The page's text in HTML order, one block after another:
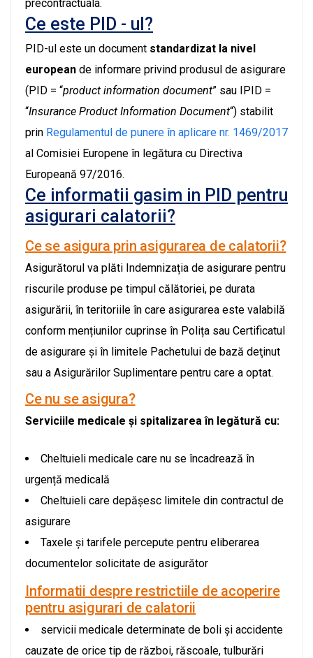
precontractuala.
Ce este PID - ul?
PID-ul este un document standardizat la nivel
european de informare privind produsul de asigurare
(PID = “product information document” sau IPID =
“Insurance Product Information Document“) stabilit
prin Regulamentul de punere în aplicare nr. 1469/2017
al Comisiei Europene în legătura cu Directiva
Europeană 97/2016.
Ce informatii gasim in PID pentru
asigurari calatorii?
Ce se asigura prin asigurarea de calatorii?
Asigurătorul va plăti Indemnizația de asigurare pentru
riscurile produse pe timpul călătoriei, pe durata
asigurării, în teritoriile în care asigurarea este valabilă
conform mențiunilor cuprinse în Polița sau Certificatul
de asigurare şi în limitele Pachetului de bază deţinut
sau a Asigurărilor Suplimentare pentru care a optat.
Ce nu se asigura?
Serviciile medicale și spitalizarea în legătură cu:
Cheltuieli medicale care nu se încadrează în
urgență medicală
Cheltuieli care depășesc limitele din contractul de
asigurare
Taxele și tarifele percepute pentru eliberarea
documentelor solicitate de asigurător
Informatii despre restrictiile de acoperire
pentru asigurari de calatorii
servicii medicale determinate de boli și accidente
cauzate de orice tip de război, răscoale, tulburări